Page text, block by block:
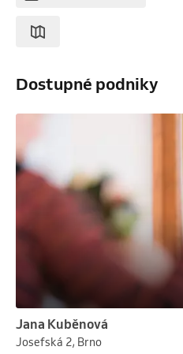
Dostupné podniky
Jana Kuběnová
Josefská 2, Brno